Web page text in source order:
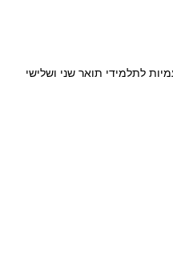
לתלמידי תואר שני ושלישי